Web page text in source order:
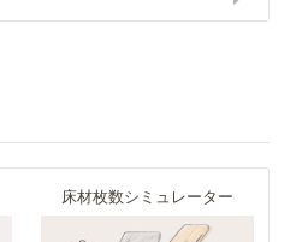
床材枚数シミュレーター